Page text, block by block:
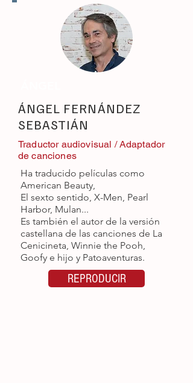
ÁNGEL FERNÁNDEZ
SEBASTIÁN
Traductor audiovisual / Adaptador
de canciones
Ha traducido películas como
American Beauty,
El sexto sentido, X-Men, Pearl
Harbor, Mulan...
Es también el autor de la versión
castellana de las canciones de La
Cenicineta, Winnie the Pooh,
Goofy e hijo y Patoaventuras.
REPRODUCIR